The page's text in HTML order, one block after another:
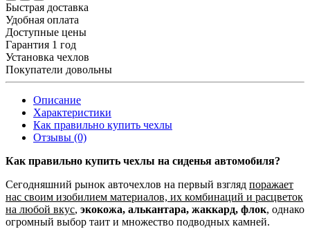
Быстрая доставка
Удобная оплата
Доступные цены
Гарантия 1 год
Установка чехлов
Покупатели довольны
Описание
Характеристики
Как правильно купить чехлы
Отзывы (0)
Как правильно купить чехлы на сиденья автомобиля?
Сегодняшний рынок авточехлов на первый взгляд поражает
нас своим изобилием материалов, их комбинаций и расцветок
на любой вкус, экокожа, алькантара, жаккард, флок, однако
огромный выбор таит и множество подводных камней.